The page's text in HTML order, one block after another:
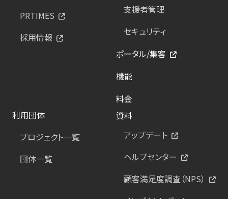
PRTIMES
採用情報
支援者管理
セキュリティ
ポータル/集客
機能
料金
利用団体
プロジェクト一覧
団体一覧
資料
アップデート
ヘルプセンター
顧客満足度調査（NPS）